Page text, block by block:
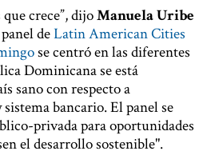
crece”, dijoManuela Uribe
deLatin American Cities
se centró en las diferentes
Dominicana se está
sano con respecto a
bancario. El panel se
privada para oportunidades
el desarrollo sostenible".